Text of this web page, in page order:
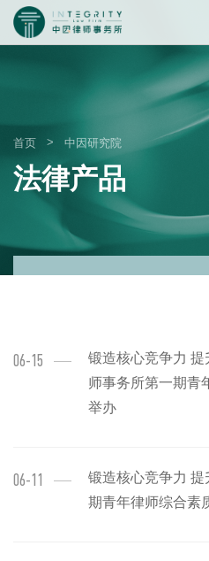
首页 > 中因研究院
法律产品
06-15
锻造核心竞争力
师事务所第一期青
举办
06-11
锻造核心竞争力
期青年律师综合素